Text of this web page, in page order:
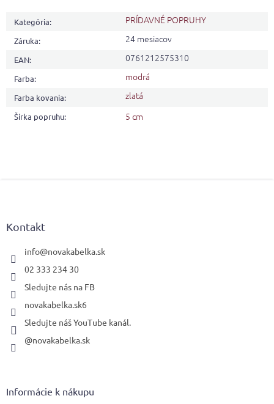
Kategória: PRÍDAVNÉ POPRUHY
Záruka: 24 mesiacov
EAN: 0761212575310
Farba: modrá
Farba kovania: zlatá
Šírka popruhu: 5 cm
Kontakt
info@novakabelka.sk
02 333 234 30
Sledujte nás na FB
novakabelka.sk6
Sledujte náš YouTube kanál.
@novakabelka.sk
Informácie k nákupu